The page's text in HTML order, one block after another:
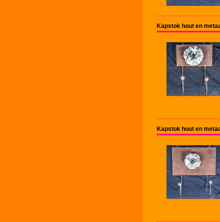
Kapstok hout en
Kapstok hout en